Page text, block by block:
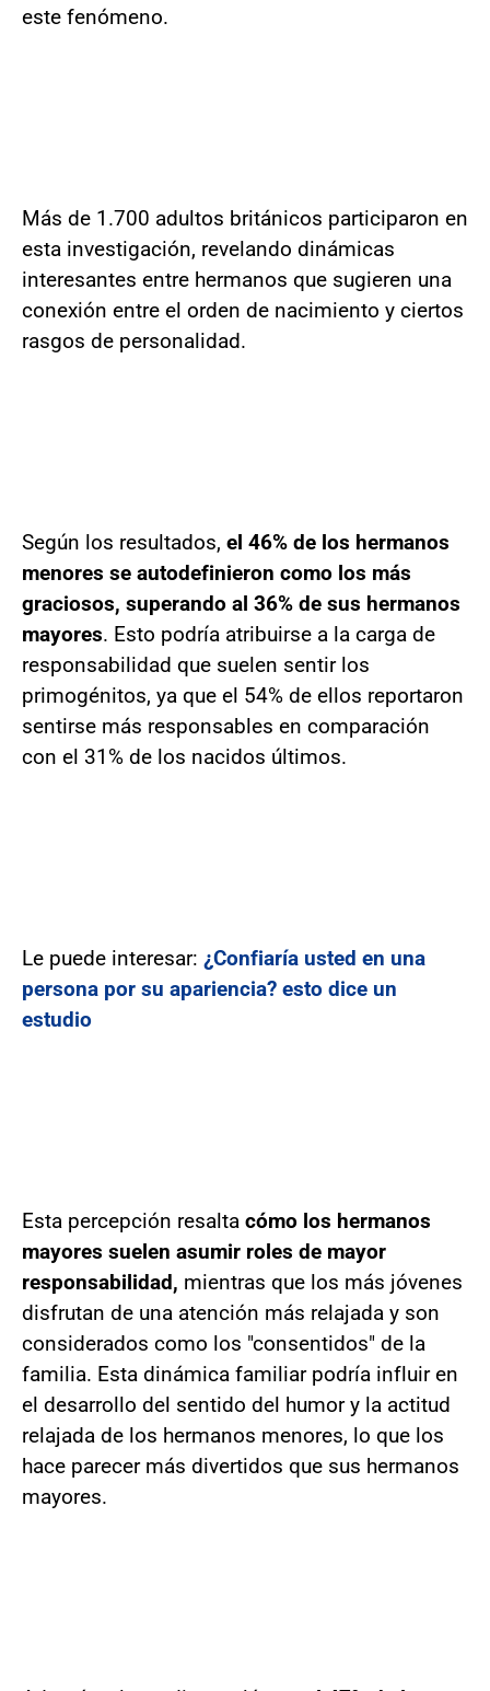
este fenómeno.
Más de 1.700 adultos británicos participaron en
esta investigación, revelando dinámicas
interesantes entre hermanos que sugieren una
conexión entre el orden de nacimiento y ciertos
rasgos de personalidad.
Según los resultados, el 46% de los hermanos
menores se autodefinieron como los más
graciosos, superando al 36% de sus hermanos
mayores. Esto podría atribuirse a la carga de
responsabilidad que suelen sentir los
primogénitos, ya que el 54% de ellos reportaron
sentirse más responsables en comparación
con el 31% de los nacidos últimos.
Le puede interesar: ¿Confiaría usted en una
persona por su apariencia? esto dice un
estudio
Esta percepción resalta cómo los hermanos
mayores suelen asumir roles de mayor
responsabilidad, mientras que los más jóvenes
disfrutan de una atención más relajada y son
considerados como los "consentidos" de la
familia. Esta dinámica familiar podría influir en
el desarrollo del sentido del humor y la actitud
relajada de los hermanos menores, lo que los
hace parecer más divertidos que sus hermanos
mayores.